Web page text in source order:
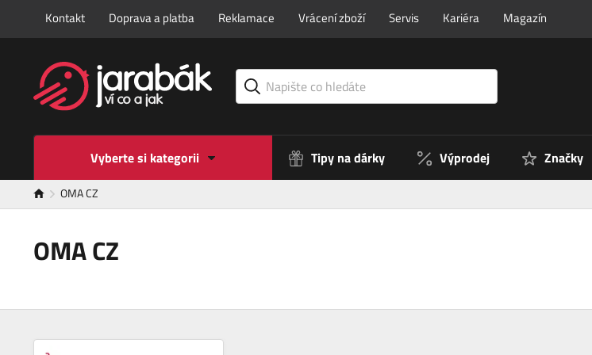
Kontakt Doprava a platba Reklamace Vrácení zboží Servis Kariéra Magazín
Vyberte si kategorii Tipy na dárky Výprodej Značky
OMA CZ
OMA CZ